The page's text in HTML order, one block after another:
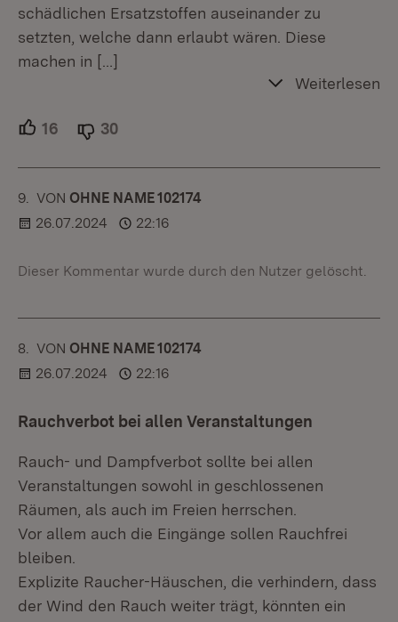
schädlichen Ersatzstoffen auseinander zu
setzten, welche dann erlaubt wären. Diese
machen in […]
Weiterlesen
16 Unterstützer.
30
9. KOMMENTAR
VON :OHNE NAME 102174
26.07.2024
22:16
Dieser Kommentar wurde durch den Nutzer gelöscht.
8. KOMMENTAR
VON :OHNE NAME 102174
26.07.2024
22:16
Rauchverbot bei allen Veranstaltungen
Rauch- und Dampfverbot sollte bei allen
Veranstaltungen sowohl in geschlossenen
Räumen, als auch im Freien herrschen.
Vor allem auch die Eingänge sollen Rauchfrei
bleiben.
Explizite Raucher-Häuschen, die verhindern, dass
der Wind den Rauch weiter trägt, könnten ein